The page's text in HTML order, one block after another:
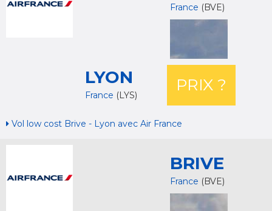
France (BVE)
LYON
France (LYS)
PRIX ?
Vol low cost Brive - Lyon avec Air France
BRIVE
France (BVE)